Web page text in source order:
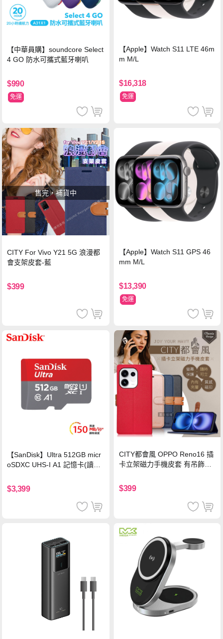
【中華員購】soundcore Select
4 GO 防水可攜式藍牙喇叭
$990
免運
【Apple】Watch S11 LTE 46m
m M/L
$16,318
免運
售完，補貨中
CITY For Vivo Y21 5G 浪漫都
會支架皮套-藍
$399
【Apple】Watch S11 GPS 46
mm M/L
$13,390
免運
【SanDisk】Ultra 512GB micr
oSDXC UHS-I A1 記憶卡(讀取
$3,399
CITY都會風 OPPO Reno16 插
卡立架磁力手機皮套 有吊飾孔
$399